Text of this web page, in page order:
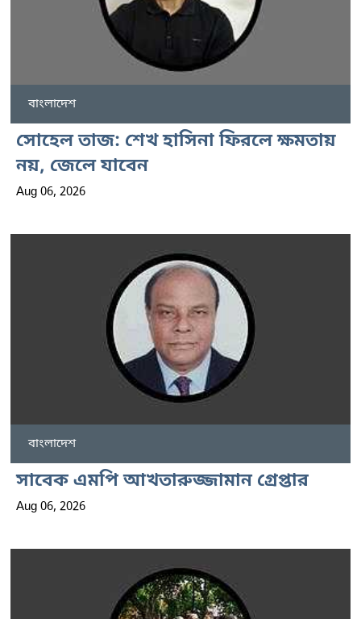
বাংলাদেশ
সোহেল তাজ: শেখ হাসিনা ফিরলে ক্ষমতায়
নয়, জেলে যাবেন
Aug 06, 2026
বাংলাদেশ
সাবেক এমপি আখতারুজ্জামান গ্রেপ্তার
Aug 06, 2026